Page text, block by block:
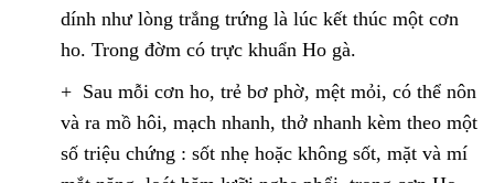
dính như lòng trắng trứng là lúc kết thúc một cơn
ho. Trong đờm có trực khuẩn Ho gà.
+ Sau mỗi cơn ho, trẻ bơ phờ, mệt mỏi, có thể nôn
và ra mồ hôi, mạch nhanh, thở nhanh kèm theo một
số triệu chứng : sốt nhẹ hoặc không sốt, mặt và mí